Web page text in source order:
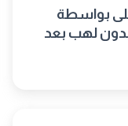
بواسطة
لهب بعد
كبريتات